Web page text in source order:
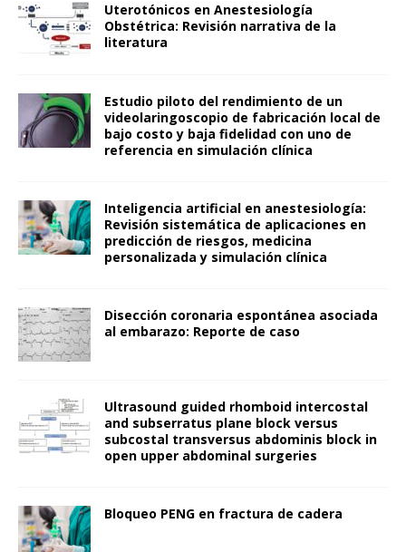
Uterotónicos en Anestesiología
Obstétrica: Revisión narrativa de la
literatura
Estudio piloto del rendimiento de un
videolaringoscopio de fabricación local de
bajo costo y baja fidelidad con uno de
referencia en simulación clínica
Inteligencia artificial en anestesiología:
Revisión sistemática de aplicaciones en
predicción de riesgos, medicina
personalizada y simulación clínica
Disección coronaria espontánea asociada
al embarazo: Reporte de caso
Ultrasound guided rhomboid intercostal
and subserratus plane block versus
subcostal transversus abdominis block in
open upper abdominal surgeries
Bloqueo PENG en fractura de cadera